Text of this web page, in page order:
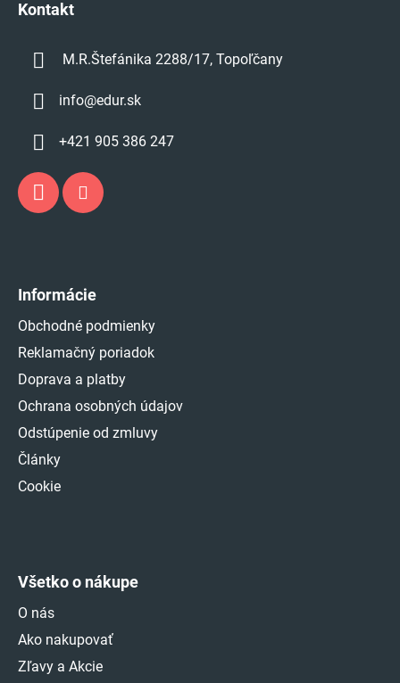
Kontakt
M.R.Štefánika 2288/17, Topoľčany
info@edur.sk
+421 905 386 247
Informácie
Obchodné podmienky
Reklamačný poriadok
Doprava a platby
Ochrana osobných údajov
Odstúpenie od zmluvy
Články
Cookie
Všetko o nákupe
O nás
Ako nakupovať
Zľavy a Akcie